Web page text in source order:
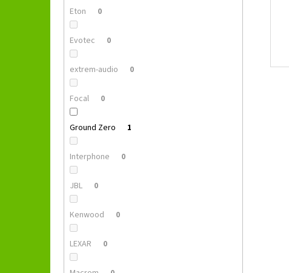
Eton 0
Evotec 0
extrem-audio 0
Focal 0
Ground Zero 1
Interphone 0
JBL 0
Kenwood 0
LEXAR 0